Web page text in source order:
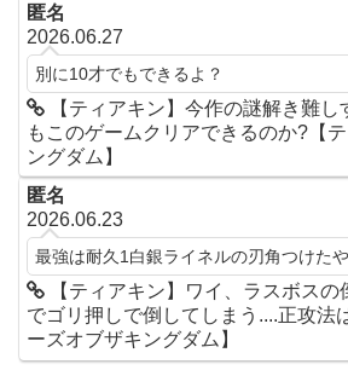
匿名
2026.06.27
別に10才でもできるよ？
【ティアキン】今作の謎解き難
もこのゲームクリアできるのか?【
ングダム】
匿名
2026.06.23
最強は耐久1白銀ライネルの刃角つけた
【ティアキン】ワイ、ラスボスの
でゴリ押しで倒してしまう....正攻法
ーズオブザキングダム】